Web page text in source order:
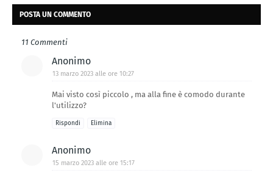
POSTA UN COMMENTO
11 Commenti
Anonimo
13 marzo 2023 alle ore 10:27
Mai visto così piccolo , ma alla fine è comodo durante
l'utilizzo?
Rispondi Elimina
Anonimo
15 marzo 2023 alle ore 15:17